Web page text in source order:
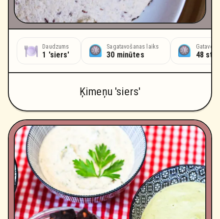
Daudzums
1 'siers'
Sagatavošanas laiks
30 minūtes 48
Ķimeņu 'siers'